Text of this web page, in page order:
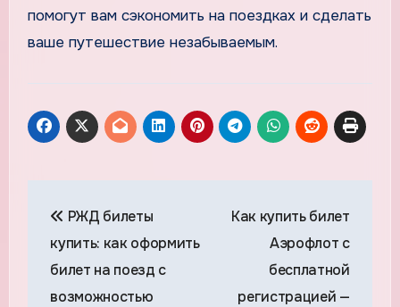
помогут вам сэкономить на поездках и сделать
ваше путешествие незабываемым.
по
записям
РЖД билеты
купить: как оформить
билет на поезд с
возможностью
Как купить билет
Аэрофлот с
бесплатной
регистрацией —